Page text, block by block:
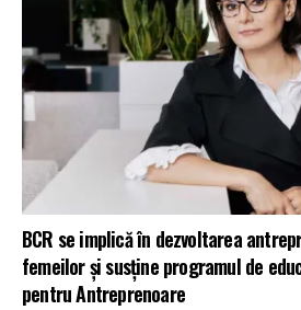
BCR se implică în dezvoltarea
femeilor și susține programul de
pentru Antreprenoare